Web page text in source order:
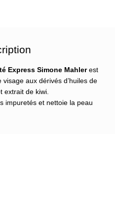
Express Simone Mahlerest
aux dérivés d’huiles de
extrait de kiwi.
impuretés et nettoie la peau